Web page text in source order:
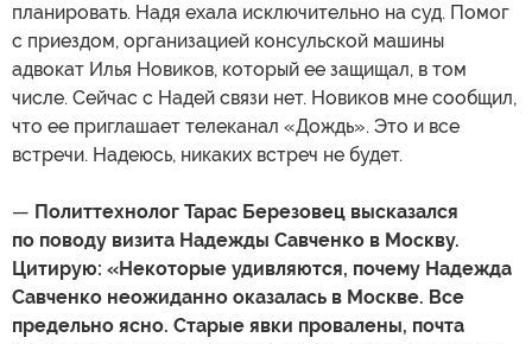
планировать. Надя ехала исключительно на суд. Помог
с приездом, организацией консульской машины
адвокат Илья Новиков, который ее защищал, в том
числе. Сейчас с Надей связи нет. Новиков мне сообщил,
что ее приглашает телеканал «Дождь». Это и все
встречи. Надеюсь, никаких встреч не будет.
— Политтехнолог Тарас Березовец высказался
по поводу визита Надежды Савченко в Москву.
Цитирую: «Некоторые удивляются, почему Надежда
Савченко неожиданно оказалась в Москве. Все
предельно ясно. Старые явки провалены, почта